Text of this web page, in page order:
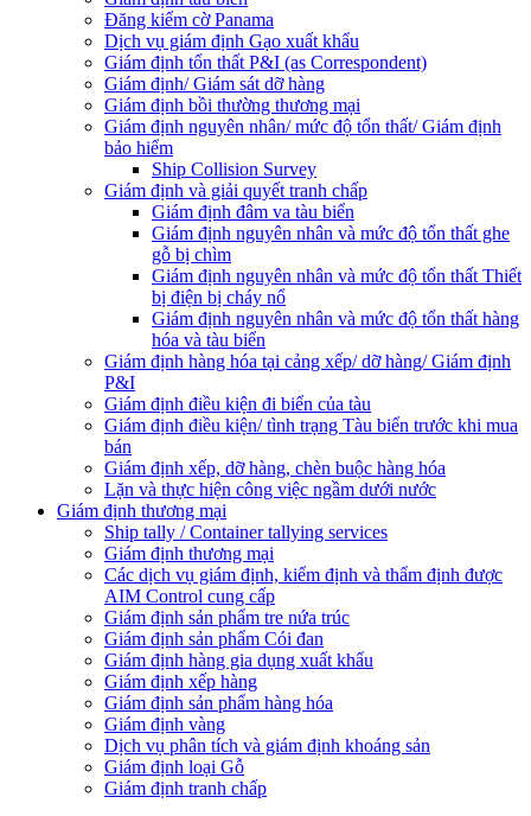
Đăng kiểm cờ Panama
Dịch vụ giám định Gạo xuất khẩu
Giám định tổn thất P&I (as Correspondent)
Giám định/ Giám sát dỡ hàng
Giám định bồi thường thương mại
Giám định nguyên nhân/ mức độ tổn thất/ Giám định
bảo hiểm
Ship Collision Survey
Giám định và giải quyết tranh chấp
Giám định đâm va tàu biển
Giám định nguyên nhân và mức độ tổn thất ghe
gỗ bị chìm
Giám định nguyên nhân và mức độ tổn thất Thiết
bị điện bị cháy nổ
Giám định nguyên nhân và mức độ tổn thất hàng
hóa và tàu biển
Giám định hàng hóa tại cảng xếp/ dỡ hàng/ Giám định
P&I
Giám định điều kiện đi biển của tàu
Giám định điều kiện/ tình trạng Tàu biển trước khi mua
bán
Giám định xếp, dỡ hàng, chèn buộc hàng hóa
Lặn và thực hiện công việc ngầm dưới nước
Giám định thương mại
Ship tally / Container tallying services
Giám định thương mại
Các dịch vụ giám định, kiểm định và thẩm định được
AIM Control cung cấp
Giám định sản phẩm tre nứa trúc
Giám định sản phẩm Cói đan
Giám định hàng gia dụng xuất khẩu
Giám định xếp hàng
Giám định sản phẩm hàng hóa
Giám định vàng
Dịch vụ phân tích và giám định khoáng sản
Giám định loại Gỗ
Giám định tranh chấp